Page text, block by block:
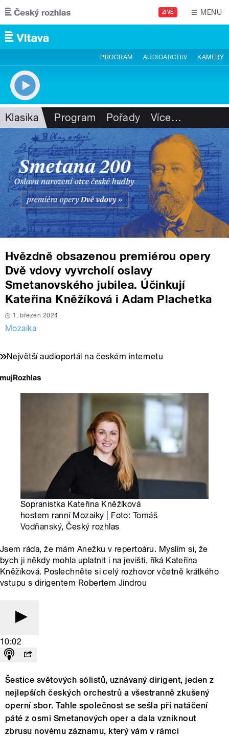
Přejít k hlavnímu obsahu
ŽIVĚ MENU
PROGRAM AUDIOARCHIV KAMERY
Klasika Program Pořady Více…
Hvězdně obsazenou premiérou opery
Dvě vdovy vyvrcholí oslavy
Smetanovského jubilea. Účinkují
Kateřina Kněžíková i Adam Plachetka
1. březen 2024
Mozaika
Největší audioportál na českém internetu
Sopranistka Kateřina Kněžíková
hostem ranní Mozaiky | Foto: Tomáš
Vodňanský, Český rozhlas
Jsem ráda, že mám Anežku v repertoáru. Myslím si, že
bych ji někdy mohla uplatnit i na jevišti, říká Kateřina
Kněžíková. Poslechněte si celý rozhovor včetně krátkého
vstupu s dirigentem Robertem Jindrou
10:02
Šestice světových sólistů, uznávaný dirigent, jeden z
nejlepších českých orchestrů a všestranně zkušený
operní sbor. Tahle společnost se sešla při natáčení
páté z osmi Smetanových oper a dala vzniknout
zbrusu novému záznamu, který vám v rámci